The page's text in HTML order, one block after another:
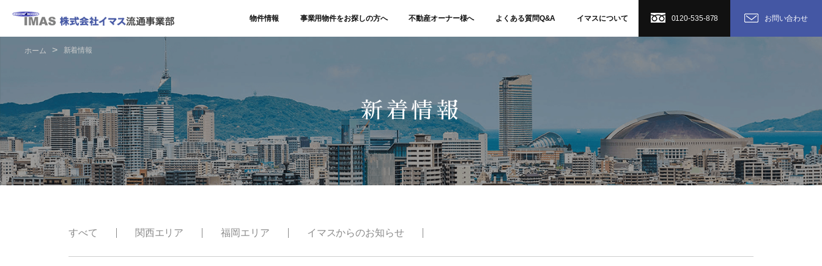
物件情報 事業用物件をお探しの方へ 不動産オーナー様へ よくある質問Q&A イマスについて 0120-535-878 お問い合わせ
ホーム 新着情報
新着情報
すべて 関西エリア 福岡エリア イマスからのお知らせ